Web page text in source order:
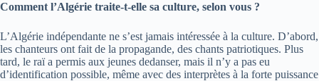
Comment l’Algérie traite-t-elle sa culture, selon vous ?
L’Algérie indépendante ne s’est jamais intéressée à la culture. D’abord,
les chanteurs ont fait de la propagande, des chants patriotiques. Plus
tard, le raï a permis aux jeunes dedanser, mais il n’y a pas eu
d’identification possible, même avec des interprètes à la forte puissance